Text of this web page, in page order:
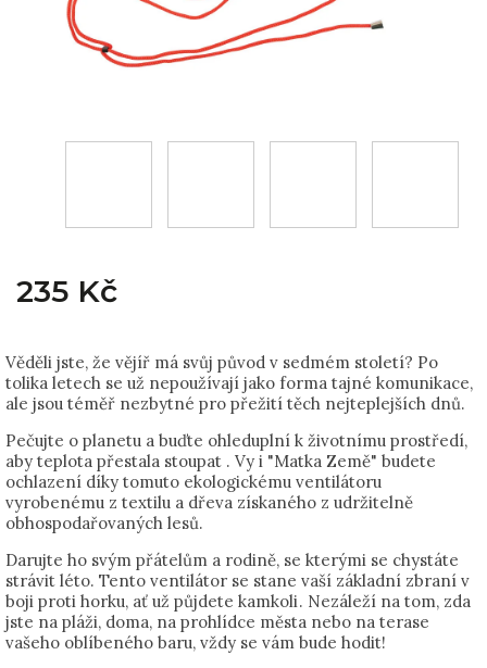
235 Kč
Věděli jste, že vějíř má svůj původ v sedmém století? Po
tolika letech se už nepoužívají jako forma tajné komunikace,
ale jsou téměř nezbytné pro přežití těch nejteplejších dnů.
Pečujte o planetu a buďte ohleduplní k životnímu prostředí,
aby teplota přestala stoupat . Vy i "Matka Země" budete
ochlazení díky tomuto ekologickému ventilátoru
vyrobenému z textilu a dřeva získaného z udržitelně
obhospodařovaných lesů.
Darujte ho svým přátelům a rodině, se kterými se chystáte
strávit léto. Tento ventilátor se stane vaší základní zbraní v
boji proti horku, ať už půjdete kamkoli . Nezáleží na tom, zda
jste na pláži, doma, na prohlídce města nebo na terase
vašeho oblíbeného baru, vždy se vám bude hodit!